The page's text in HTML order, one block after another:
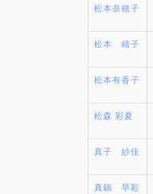
松本奈穂子
松本 靖子
松本有香子
松森 彩夏
真子 紗佳
真鍋 早彩